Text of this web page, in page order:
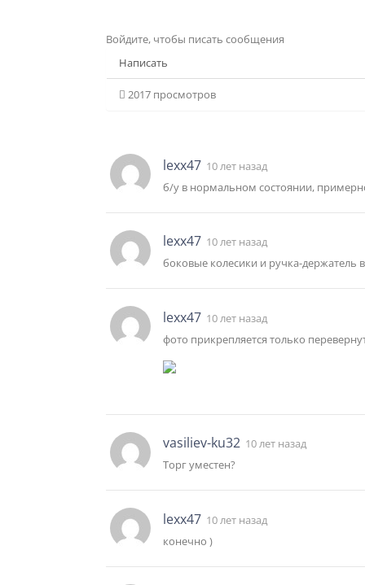
Войдите, чтобы писать сообщения
Написать
2017 просмотров
lexx47 10 лет назад
б/у в нормальном состоянии,
lexx47 10 лет назад
боковые колесики и ручка-держатель
lexx47 10 лет назад
фото прикрепляется только
vasiliev-ku32 10 лет назад
Торг уместен?
lexx47 10 лет назад
конечно )